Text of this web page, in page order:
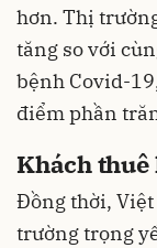
hơn. Thị
tăng so với
bệnh Covid-
điểm phần
Khách
Đồng thời,
trường trọng